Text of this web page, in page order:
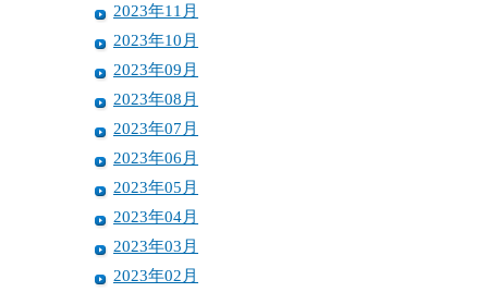
2023年11月
2023年10月
2023年09月
2023年08月
2023年07月
2023年06月
2023年05月
2023年04月
2023年03月
2023年02月